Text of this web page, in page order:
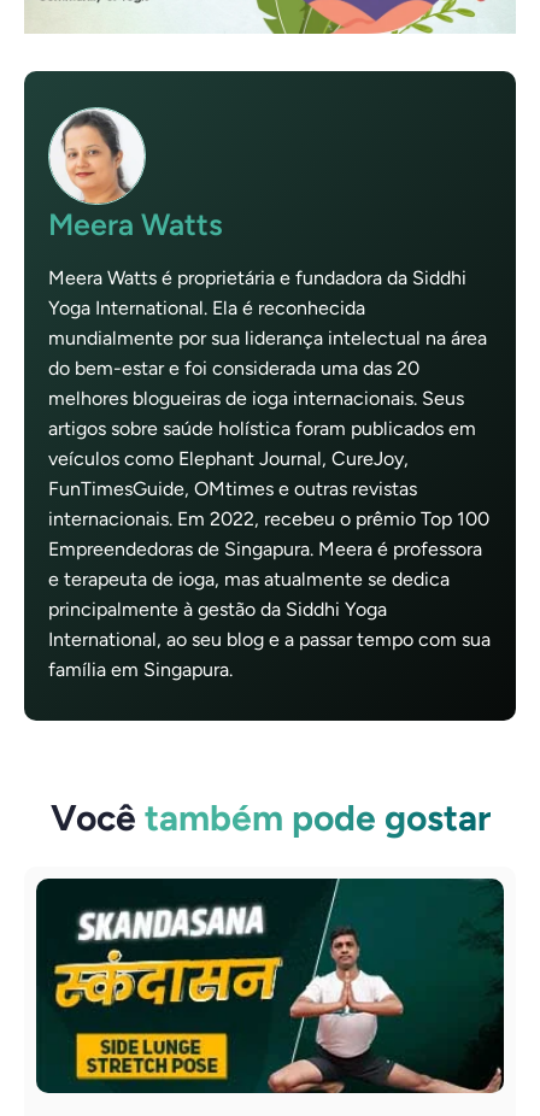
Meera Watts
Meera Watts é proprietária e fundadora da Siddhi
Yoga International. Ela é reconhecida
mundialmente por sua liderança intelectual na área
do bem-estar e foi considerada uma das 20
melhores blogueiras de ioga internacionais. Seus
artigos sobre saúde holística foram publicados em
veículos como Elephant Journal, CureJoy,
FunTimesGuide, OMtimes e outras revistas
internacionais. Em 2022, recebeu o prêmio Top 100
Empreendedoras de Singapura. Meera é professora
e terapeuta de ioga, mas atualmente se dedica
principalmente à gestão da Siddhi Yoga
International, ao seu blog e a passar tempo com sua
família em Singapura.
Você também pode gostar